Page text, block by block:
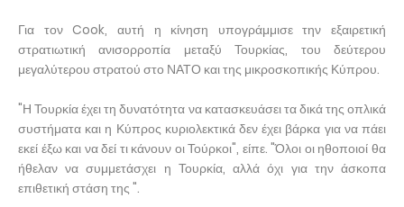
Για τον Cook, αυτή η κίνηση υπογράμμισε την εξαιρετική
στρατιωτική ανισορροπία μεταξύ Τουρκίας, του δεύτερου
μεγαλύτερου στρατού στο ΝΑΤΟ και της μικροσκοπικής Κύπρου.
"Η Τουρκία έχει τη δυνατότητα να κατασκευάσει τα δικά της οπλικά
συστήματα και η Κύπρος κυριολεκτικά δεν έχει βάρκα για να πάει
εκεί έξω και να δεί τι κάνουν οι Τούρκοι", είπε. "Όλοι οι ηθοποιοί θα
ήθελαν να συμμετάσχει η Τουρκία, αλλά όχι για την άσκοπα
επιθετική στάση της ".